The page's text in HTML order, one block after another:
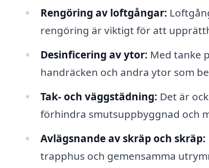
Rengöring av loftgångar:
rengöring är viktigt för att
Desinficering av ytor: Med tanke
handräcken och andra ytor som
Tak- och väggstädning: Det är
förhindra smutsuppbyggnad och
Avlägsnande av skräp och skräp:
trapphus och gemensamma